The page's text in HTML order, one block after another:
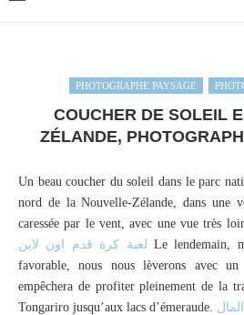
PHOTOGRAPHE PAYSAGE
COUCHER DE SOLEIL
ZÉLANDE,
Un beau coucher du soleil dans le parc
nord de la Nouvelle-Zélande, dans une
caressée par le vent, avec une vue très
لعبة كرة قدم اون لاين Le lendemain,
favorable, nous nous lèverons avec
empêchera de profiter pleinement de la
Tongariro jusqu’aux lacs d’émeraude.